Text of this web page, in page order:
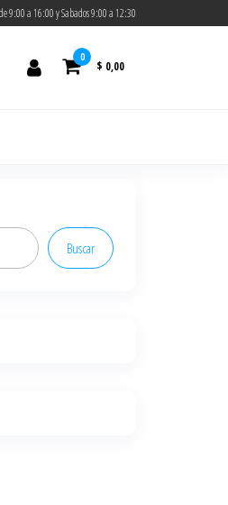
9:00 a 16:00 y Sabados 9:00 a 12:30
0
$ 0,00
Buscar